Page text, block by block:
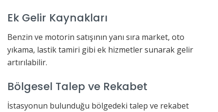
Ek Gelir Kaynakları
Benzin ve motorin satışının yanı sıra market, oto
yıkama, lastik tamiri gibi ek hizmetler sunarak gelir
artırılabilir.
Bölgesel Talep ve Rekabet
İstasyonun bulunduğu bölgedeki talep ve rekabet